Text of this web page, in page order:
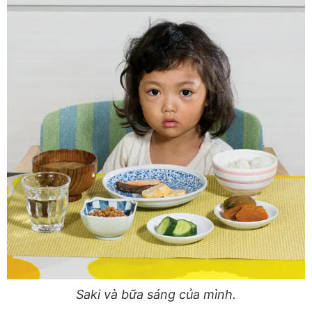
Saki và bữa sáng của mình.